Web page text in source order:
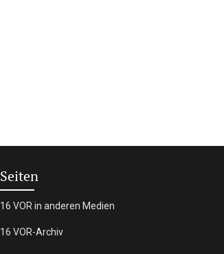
Seiten
16 VOR in anderen Medien
16 VOR-Archiv